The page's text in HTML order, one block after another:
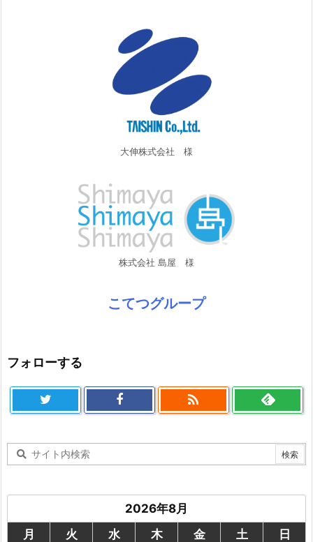
大伸株式会社 様
株式会社 島屋 様
こてつグループ
フォローする

2026年8月
月
火 水 木 金 土
日